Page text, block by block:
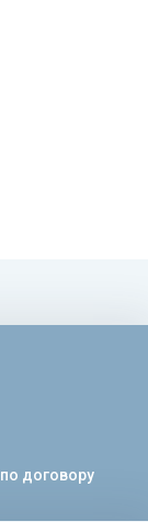
договору